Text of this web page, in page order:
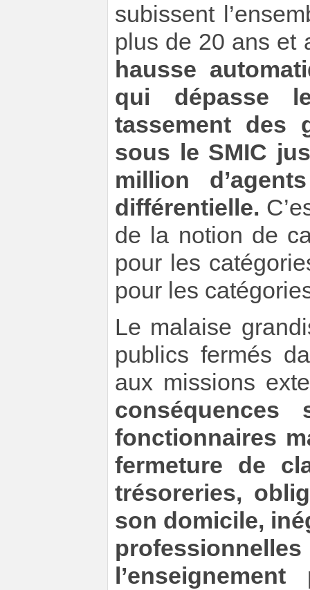
subissent
plus de 20 ans et
hausse
qui dépasse
tassement des
sous le SMIC
million
différentielle.
de la notion de
pour les
pour les
Le malaise
publics fermés
aux missions
fonctionnaires
fermeture de
trésoreries,
son domicile,